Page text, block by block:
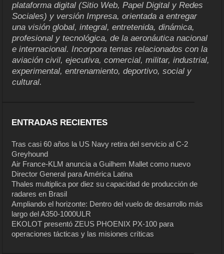
plataforma digital (Sitio Web, Papel Digital y Redes
Sociales) y versión Impresa, orientada a entregar
una visión global, integral, entretenida, dinámica,
profesional y tecnológica, de la aeronáutica nacional
e internacional. Incorpora temas relacionados con la
aviación civil, ejecutiva, comercial, militar, industrial,
experimental, entrenamiento, deportivo, social y
cultural.
ENTRADAS RECIENTES
Tras casi 60 años la US Navy retira del servicio al C-2
Greyhound
Air France-KLM anuncia a Guilhem Mallet como nuevo
Director General para América Latina
Thales multiplica por diez su capacidad de producción de
radares en Brasil
Ampliando el horizonte: Dentro del vuelo de desarrollo más
largo del A350-1000ULR
EKOLOT presentó ZEUS PHOENIX PX-100 para
operaciones tácticas y las misiones críticas